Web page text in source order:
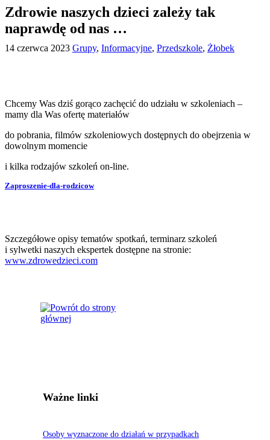
Zdrowie naszych dzieci zależy tak
naprawdę od nas …
14 czerwca 2023 Grupy, Informacyjne, Przedszkole, Żłobek
Chcemy Was dziś gorąco zachęcić do udziału w szkoleniach –
mamy dla Was ofertę materiałów
do pobrania, filmów szkoleniowych dostępnych do obejrzenia w
dowolnym momencie
i kilka rodzajów szkoleń on-line.
Zaproszenie-dla-rodzicow
Szczegółowe opisy tematów spotkań, terminarz szkoleń
i sylwetki naszych ekspertek dostępne na stronie:
www.zdrowedzieci.com
Ważne linki
Osoby wyznaczone do działań w przypadkach